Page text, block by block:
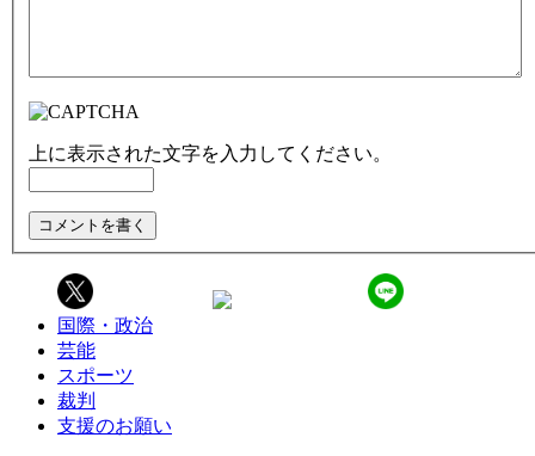
上に表示された文字を入力してください。
国際・政治
芸能
スポーツ
裁判
支援のお願い